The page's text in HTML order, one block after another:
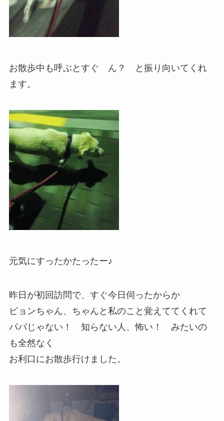
お散歩中も呼ぶとすぐ ん？ と振り向いてくれ
ます。
元気にすったかたったー♪
昨日が初回訪問で、すぐ今日伺ったからか
ピョンちゃん、ちゃんと私のこと覚えててくれて
パパじゃない！ 知らない人、怖い！ みたいの
も全然なく
お利口にお散歩行けました。